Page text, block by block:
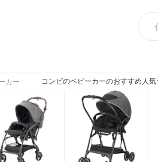
カー コンビのベビーカーのおすすめ人